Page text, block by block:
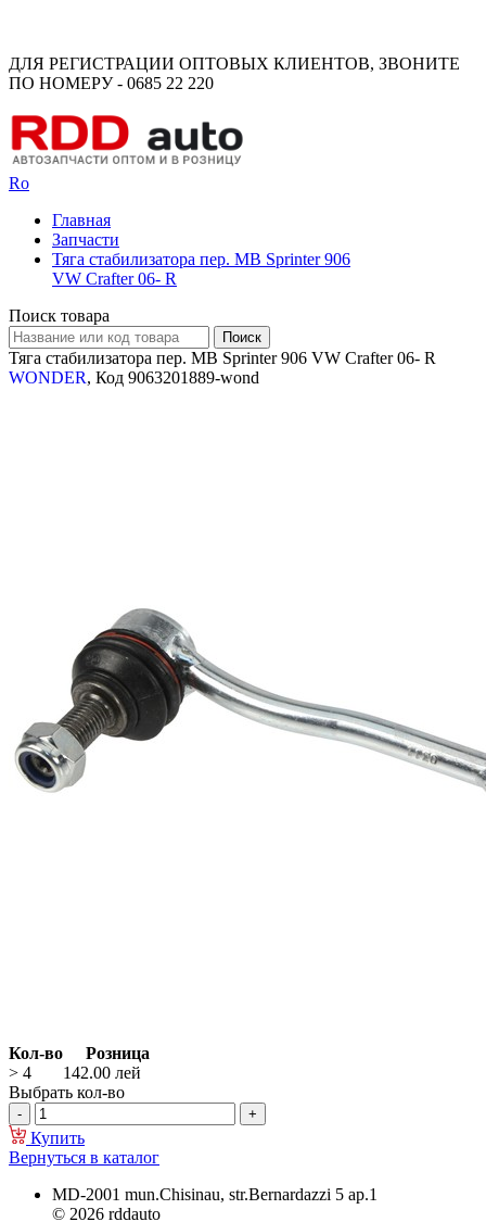
ДЛЯ РЕГИСТРАЦИИ ОПТОВЫХ КЛИЕНТОВ, ЗВОНИТЕ
ПО НОМЕРУ - 0685 22 220
Ro
Главная
Запчасти
Тяга стабилизатора пер. MB Sprinter 906
VW Crafter 06- R
Поиск товара
Тяга стабилизатора пер. MB Sprinter 906 VW Crafter 06- R
WONDER, Код 9063201889-wond
Кол-во
Розница
> 4
142.00 лей
Выбрать кол-во
Купить
Вернуться в каталог
MD-2001 mun.Chisinau, str.Bernardazzi 5 ap.1
© 2026 rddauto